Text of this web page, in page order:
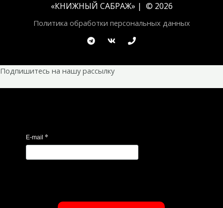
«КНИЖНЫЙ САБРАЖ» | © 2026
Политика обработки персональных данных
Подпишитесь на нашу рассылку
E-mail *